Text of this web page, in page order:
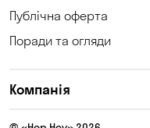
Публічна оферта
Поради та огляди
Компанія